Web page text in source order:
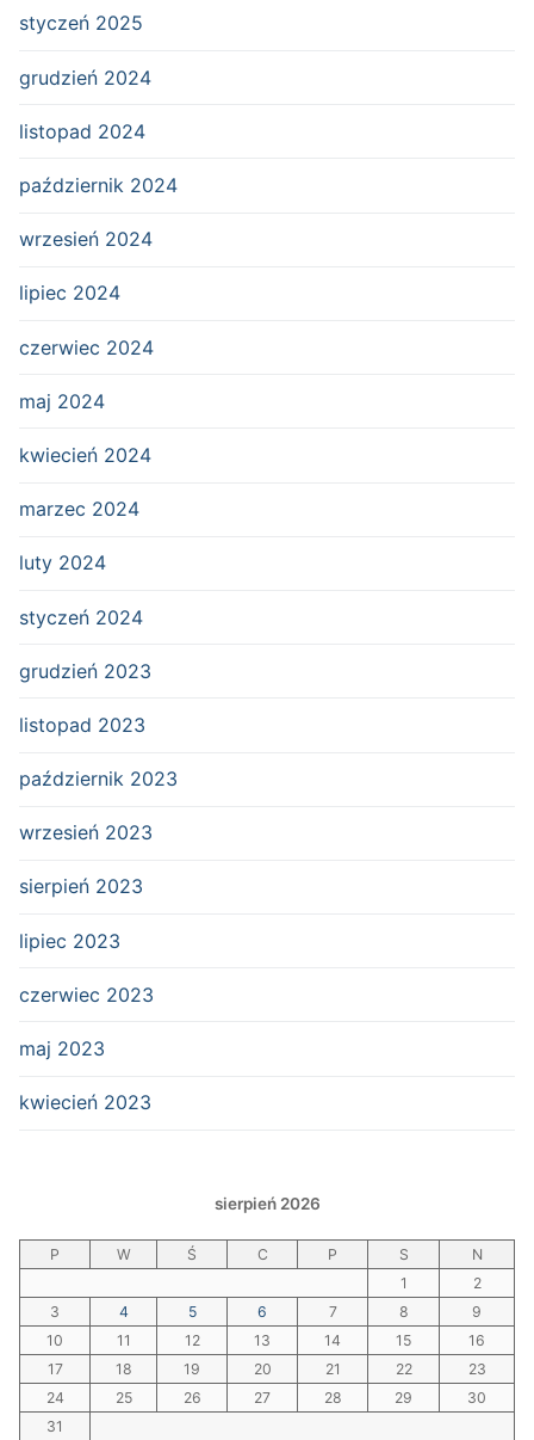
styczeń 2025
grudzień 2024
listopad 2024
październik 2024
wrzesień 2024
lipiec 2024
czerwiec 2024
maj 2024
kwiecień 2024
marzec 2024
luty 2024
styczeń 2024
grudzień 2023
listopad 2023
październik 2023
wrzesień 2023
sierpień 2023
lipiec 2023
czerwiec 2023
maj 2023
kwiecień 2023
sierpień 2026
P W Ś C P S
N
1
2
3
4 5 6 7 8
9
10
11 12 13 14 15
16
17
18 19 20 21 22
23
24
25 26 27 28 29
30
31